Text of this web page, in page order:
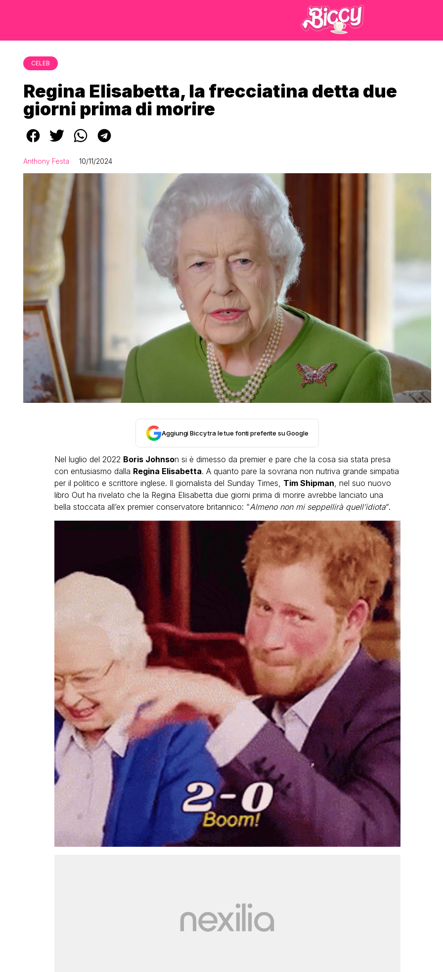
CELEB
Regina Elisabetta, la frecciatina detta due
giorni prima di morire
Anthony Festa 10/11/2024
Aggiungi Biccy tra le tue fonti preferite su Google
Nel luglio del 2022 Boris Johnson si è dimesso da premier e pare che la cosa sia stata presa
con entusiasmo dalla Regina Elisabetta. A quanto pare la sovrana non nutriva grande simpatia
per il politico e scrittore inglese. Il giornalista del Sunday Times, Tim Shipman, nel suo nuovo
libro Out ha rivelato che la Regina Elisabetta due giorni prima di morire avrebbe lanciato una
bella stoccata all’ex premier conservatore britannico: “Almeno non mi seppellirà quell’idiota“.
LGBT
Bambola Star, la festa di
compleanno con tutte le grandi
dive compie 15 anni: il video
completo
FABIANO MINACCI
VIRAL
Camilla Milanesi lascia tutto:
“Addio cike mie, siete state una
grande famiglia per me”
FABIANO MINACCI